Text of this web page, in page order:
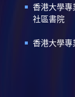
香港大學專
社區書院
香港大學專